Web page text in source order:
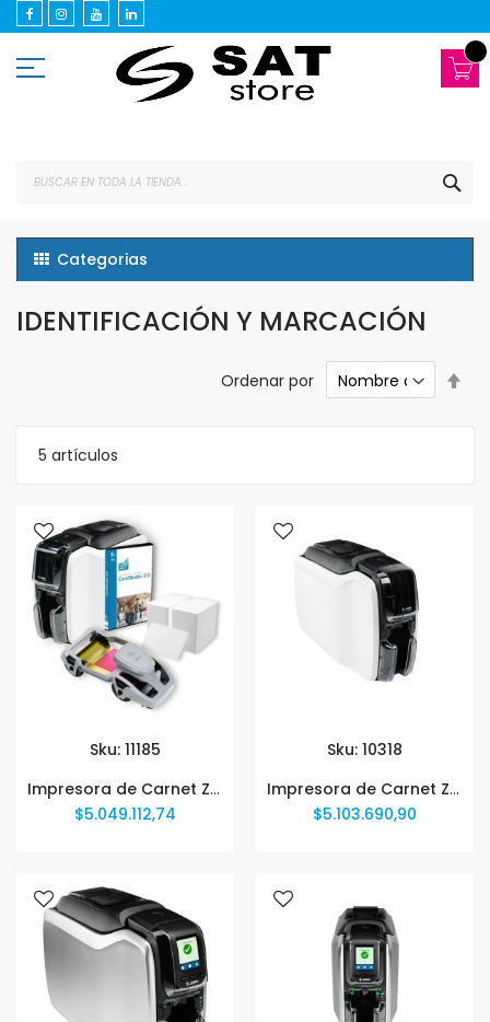
Ir
al
contenido
Categorias
IDENTIFICACIÓN Y MARCACIÓN
5 artículos
Ordenar por
Sku: 11185
Impresora de Carnet Zebra ZC100 + Ribbon YMCKO 200 Img + 200 Tarjetas PVC ZC11-0000Q00LA00
$5.049.112,74
Sku: 10318
Impresora de Carnet Zebra ZC100 ZC11-0000000LA00
$5.103.690,90